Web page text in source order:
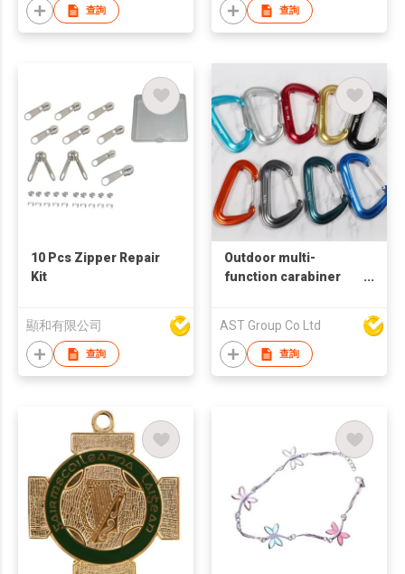
查詢 查詢
10 Pcs Zipper Repair
Kit
顯和有限公司
查詢
Outdoor multi-
function carabiner
climbing safety D-
type backpack spring
hook carabiner
AST Group Co Ltd
查詢